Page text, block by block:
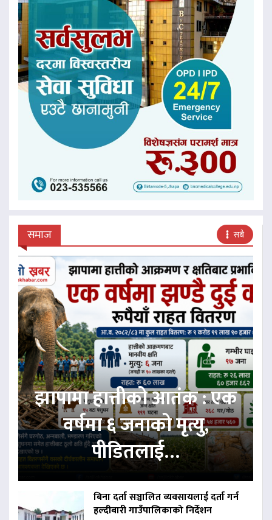
समाज सबै
झापामा हात्तीको आतंक : एक
वर्षमा ६ जनाको मृत्यु,
पीडितलाई…
बिना दर्ता सञ्चालित व्यवसायलाई दर्ता गर्न
हल्दीबारी गाउँपालिकाको निर्देशन